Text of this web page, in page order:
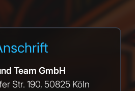
Team GmbH
Str. 190, 50825 Köln